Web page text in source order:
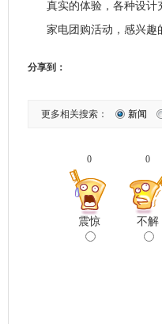
真实的体验，各种设计
家电团购活动，感兴趣
分享到：
更多相关搜索： 新闻
0
震惊
0
不解